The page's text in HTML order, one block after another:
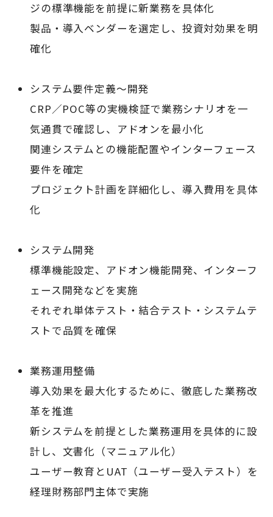
ジの標準機能を前提に新業務を具体化
製品・導入ベンダーを選定し、投資対効果を明
確化
システム要件定義〜開発
CRP／POC等の実機検証で業務シナリオを一
気通貫で確認し、アドオンを最小化
関連システムとの機能配置やインターフェース
要件を確定
プロジェクト計画を詳細化し、導入費用を具体
化
システム開発
標準機能設定、アドオン機能開発、インターフ
ェース開発などを実施
それぞれ単体テスト・結合テスト・システムテ
ストで品質を確保
業務運用整備
導入効果を最大化するために、徹底した業務改
革を推進
新システムを前提とした業務運用を具体的に設
計し、文書化（マニュアル化）
ユーザー教育とUAT（ユーザー受入テスト）を
経理財務部門主体で実施